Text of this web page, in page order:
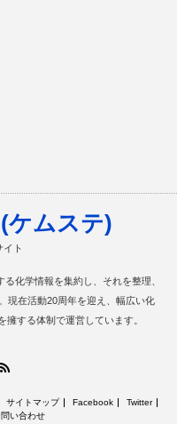
ケムステ)
イト
化学情報を集約し、それを整理、
現在活動20周年を迎え、幅広い化
する体制で運営しています。
サイトマップ Facebook
Twitter
問い合わせ